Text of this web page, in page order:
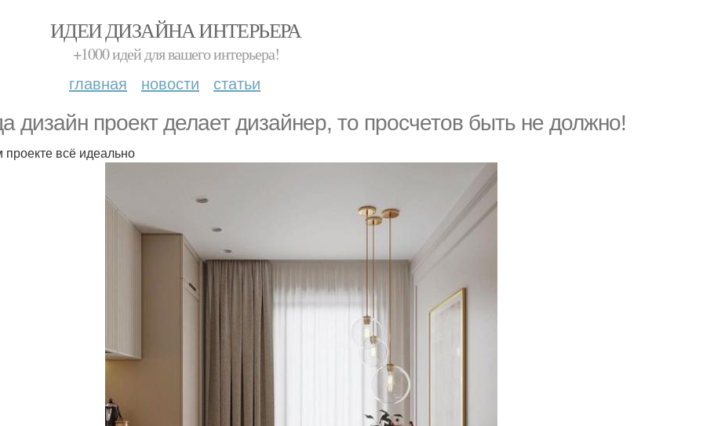
ИДЕИ ДИЗАЙНА ИНТЕРЬЕРА
+1000 идей для вашего интерьера!
главная новости статьи
дизайн проект делает дизайнер, то просчетов быть не должно!
проекте всё идеально